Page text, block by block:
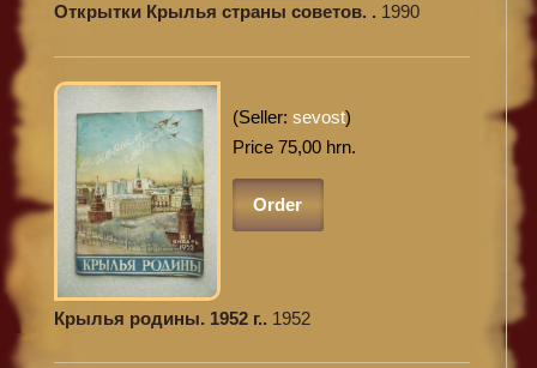
Открытки Крылья страны советов. . 1990
(Seller: sevost)
Price 75,00 hrn.
Order
Крылья родины. 1952 г.. 1952